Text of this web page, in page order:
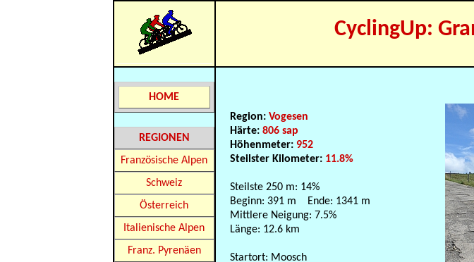
CyclingUp:
HOME
REGIONEN
Französische Alpen
Schweiz
Österreich
Italienische Alpen
Franz. Pyrenäen
Region:Vogesen
Härte:806 sap
Höhenmeter: 952
Steilster Kilometer: 11.8%
Steilste 250 m: 14%
Beginn: 391 m Ende: 1341 m
Mittlere Neigung: 7.5%
Länge: 12.6 km
Startort: Moosch